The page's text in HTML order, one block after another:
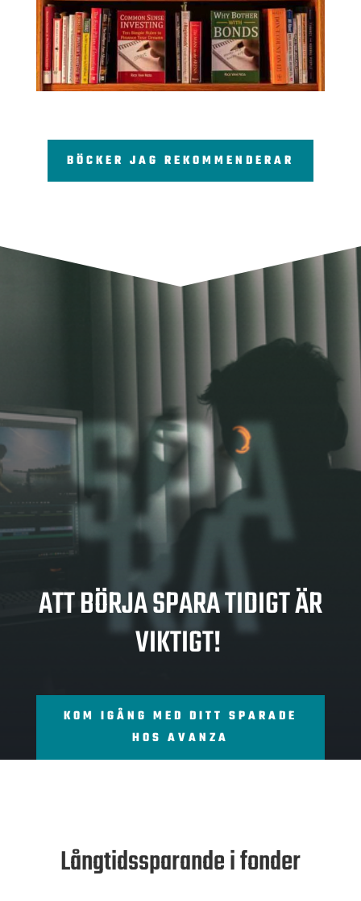
BÖCKER JAG REKOMMENDERAR
SPA
RA
ATT BÖRJA SPARA TIDIGT ÄR
VIKTIGT!
KOM IGÅNG MED DITT SPARADE
HOS AVANZA
Långtidssparande i fonder